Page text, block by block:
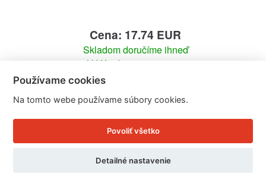
Cena: 17.74 EUR
Skladom doručíme ihneď
U Vás doma 13. - 14. 8.
Používame cookies
Na tomto webe používame súbory cookies.
Povoliť všetko
Detailné nastavenie